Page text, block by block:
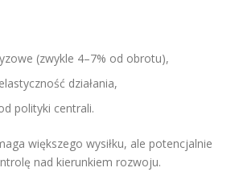
(zwykle 4–7% od obrotu),
działania,
polityki centrali.
większego wysiłku, ale potencjalnie
nad kierunkiem rozwoju.